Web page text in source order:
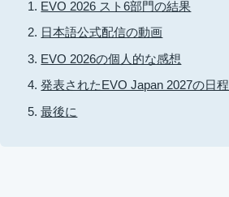
EVO 2026 スト6部門の結果
日本語公式配信の動画
EVO 2026の個人的な感想
発表されたEVO Japan 2027の日程
最後に